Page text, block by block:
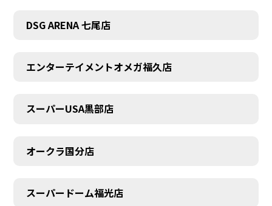
DSG ARENA 七尾店
エンターテイメントオメガ福久店
スーパーUSA黒部店
オークラ国分店
スーパードーム福光店